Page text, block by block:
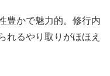
豊かで魅力的。修行内
れるやり取りがほほえ